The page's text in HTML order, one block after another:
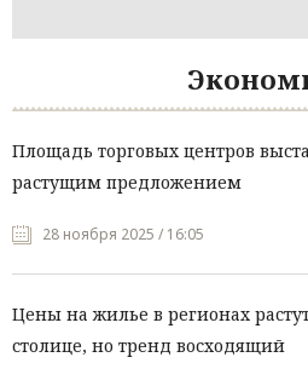
Площадь торговых центров
растущим предложением
28 ноября 2025 / 16:05
Цены на жилье в регионах
столице, но тренд восходящий